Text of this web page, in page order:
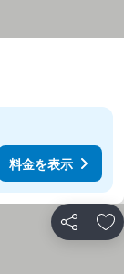
料金を表示
シェア お